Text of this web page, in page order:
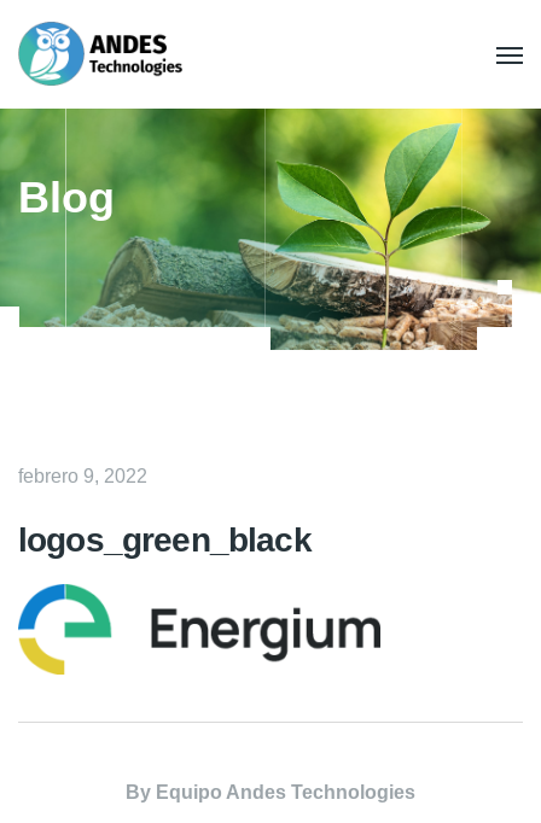
Blog
febrero 9, 2022
logos_green_black
By Equipo Andes Technologies